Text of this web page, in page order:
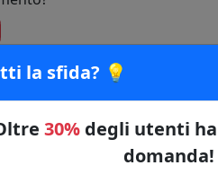
la sfida? 💡
30%degli utenti
domanda!
🔗 Copia il link della